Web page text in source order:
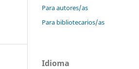
Para autores/as
Para bibliotecarios/as
Idioma